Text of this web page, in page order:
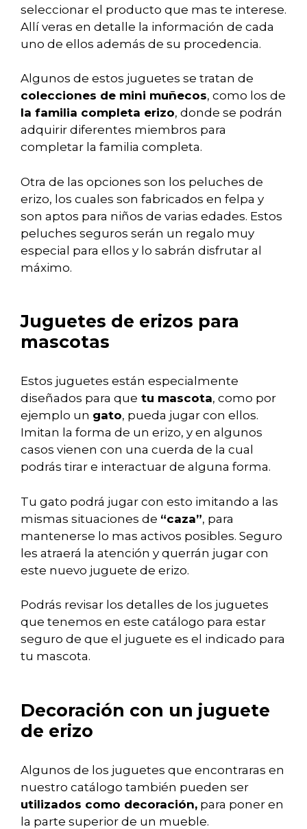
seleccionar el producto que mas te interese.
Allí veras en detalle la información de cada
uno de ellos además de su procedencia.
Algunos de estos juguetes se tratan de
colecciones de mini muñecos, como los de
la familia completa erizo, donde se podrán
adquirir diferentes miembros para
completar la familia completa.
Otra de las opciones son los peluches de
erizo, los cuales son fabricados en felpa y
son aptos para niños de varias edades. Estos
peluches seguros serán un regalo muy
especial para ellos y lo sabrán disfrutar al
máximo.
Juguetes de erizos para
mascotas
Estos juguetes están especialmente
diseñados para que tu mascota, como por
ejemplo un gato, pueda jugar con ellos.
Imitan la forma de un erizo, y en algunos
casos vienen con una cuerda de la cual
podrás tirar e interactuar de alguna forma.
Tu gato podrá jugar con esto imitando a las
mismas situaciones de “caza”, para
mantenerse lo mas activos posibles. Seguro
les atraerá la atención y querrán jugar con
este nuevo juguete de erizo.
Podrás revisar los detalles de los juguetes
que tenemos en este catálogo para estar
seguro de que el juguete es el indicado para
tu mascota.
Decoración con un juguete
de erizo
Algunos de los juguetes que encontraras en
nuestro catálogo también pueden ser
utilizados como decoración, para poner en
la parte superior de un mueble.